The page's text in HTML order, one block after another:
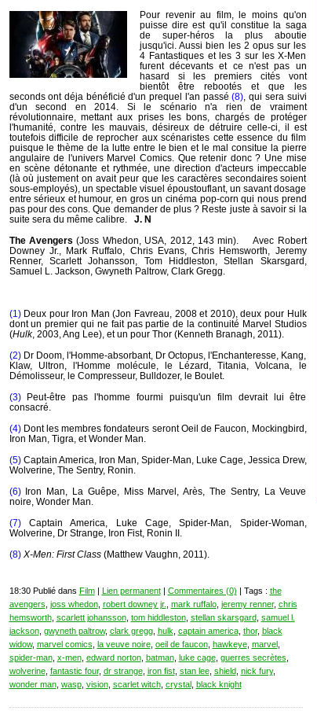
Pour revenir au film, le moins qu'on
puisse dire est qu'il constitue la saga
de super-héros la plus aboutie
jusqu'ici. Aussi bien les 2 opus sur les
4 Fantastiques et les 3 sur les X-Men
furent décevants et ce n'est pas un
hasard si les premiers cités vont
bientôt être rebootés et que les
seconds ont déja bénéficié d'un prequel l'an passé(8) , qui sera suivi
d'un second en 2014. Si le scénario n'a rien de vraiment
révolutionnaire, mettant aux prises les bons, chargés de protéger
l'humanité, contre les mauvais, désireux de détruire celle-ci, il est
toutefois difficile de reprocher aux scénaristes cette essence du film
puisque le thème de la lutte entre le bien et le mal consitue la pierre
angulaire de l'univers Marvel Comics. Que retenir donc ? Une mise
en scène détonante et rythmée, une direction d'acteurs impeccable
(là où justement on avait peur que les caractères secondaires soient
sous-employés), un spectable visuel époustouflant, un savant dosage
entre sérieux et humour, en gros un cinéma pop-corn qui nous prend
pas pour des cons. Que demander de plus ? Reste juste à savoir si la
suite sera du même calibre. J. N
The Avengers (Joss Whedon, USA, 2012, 143 min). Avec Robert
Downey Jr., Mark Ruffalo, Chris Evans, Chris Hemsworth, Jeremy
Renner, Scarlett Johansson, Tom Hiddleston, Stellan Skarsgard,
Samuel L. Jackson, Gwyneth Paltrow, Clark Gregg.
(1)Deux pour Iron Man (Jon Favreau, 2008 et 2010), deux pour Hulk
dont un premier qui ne fait pas partie de la continuité Marvel Studios
(Hulk, 2003, Ang Lee), et un pour Thor (Kenneth Branagh, 2011).
(2)Dr Doom, l'Homme-absorbant, Dr Octopus, l'Enchanteresse, Kang,
Klaw, Ultron, l'Homme molécule, le Lézard, Titania, Volcana, le
Démolisseur, le Compresseur, Bulldozer, le Boulet.
(3)Peut-être pas l'homme fourmi puisqu'un film devrait lui être
consacré.
(4)Dont les membres fondateurs seront Oeil de Faucon, Mockingbird,
Iron Man, Tigra, et Wonder Man.
(5)Captain America, Iron Man, Spider-Man, Luke Cage, Jessica Drew,
Wolverine, The Sentry, Ronin.
(6)Iron Man, La Guêpe, Miss Marvel, Arès, The Sentry, La Veuve
noire, Wonder Man.
(7)Captain America, Luke Cage, Spider-Man, Spider-Woman,
Wolverine, Dr Strange, Iron Fist, Ronin II.
(8) X-Men: First Class(Matthew Vaughn, 2011).
18:30 Publié dans Film| Lien permanent| Commentaires (0) | Tags : the
avengers joss whedon, robert downey jr. mark ruffalo, jeremy renner, chris
hemsworth, scarlett johansson, tom hiddleston, stellan skarsgard, samuel l.
jackson, gwyneth paltrow, clark gregg, hulk captain america, thor, black
widow, marvel comics la veuve noire, oeil de faucon, hawkeye, marvel,
spider-man, x-men, edward norton, batman, luke cage, guerres secrètes
wolverine, fantastic four, dr strange, iron fist, stan lee, shield, nick fury,
wonder man, wasp, vision, scarlet witch, crystal, black knight